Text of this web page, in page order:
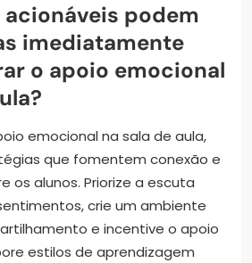
podem
imediatamente
o apoio emocional
emocional na sala de aula,
que fomentem conexão e
os alunos. Priorize a escuta
crie um ambiente
e incentive o apoio
estilos de aprendizagem